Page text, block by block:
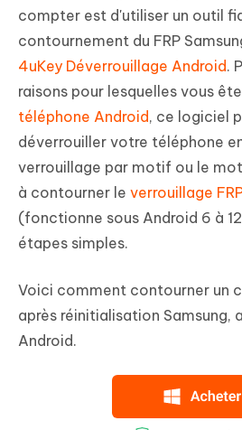
compter est d'utiliser un outil
contournement du FRP
4uKey Déverrouillage Android.
raisons pour lesquelles vous
téléphone Android, ce logiciel
déverrouiller votre téléphone
verrouillage par motif ou le
à contourner le verrouillage
(fonctionne sous Android 6 à
étapes simples.
Voici comment contourner un
après réinitialisation Samsung,
Android.